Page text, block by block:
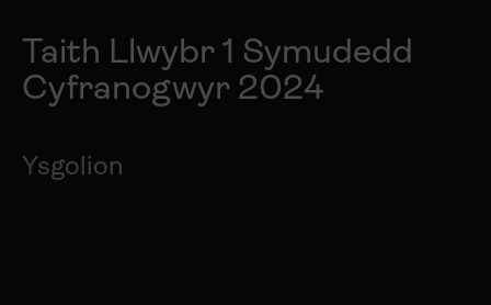
Taith Llwybr 1 Symudedd
Cyfranogwyr 2024
Ysgolion